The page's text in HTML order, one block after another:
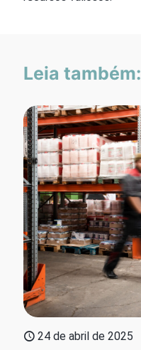
Leia também:
24 de abril de 2025